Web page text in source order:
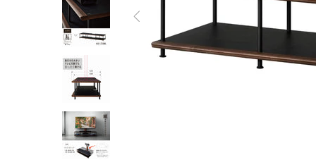
インテリア家具・その他
オフィス・店舗向けアイテム
クリアランスセール
テレビ（ディスプレイ）取付対応
検索